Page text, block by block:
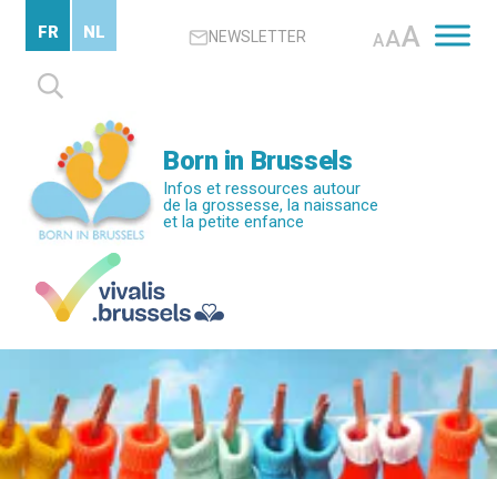
contenu
principal
NEWSLETTER AAA
Rechercher :
FR NL
Born in Brussels
Infos et ressources autour
de la grossesse, la naissance
et la petite enfance